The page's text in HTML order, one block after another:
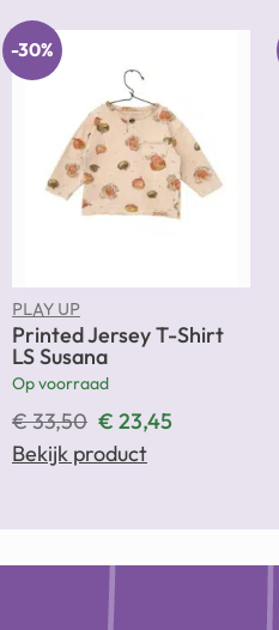
-30%
PLAY UP
Printed Jersey T-Shirt
LS Susana
Op voorraad
€33,50 € 23,45
Bekijk product